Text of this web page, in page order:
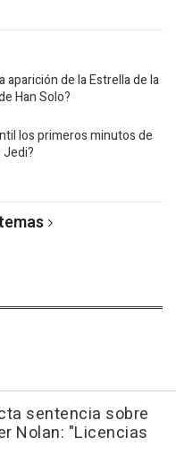
aparición de la Estrella de la
Han Solo?
los primeros minutos de
Jedi?
sentencia sobre
Nolan: "Licencias